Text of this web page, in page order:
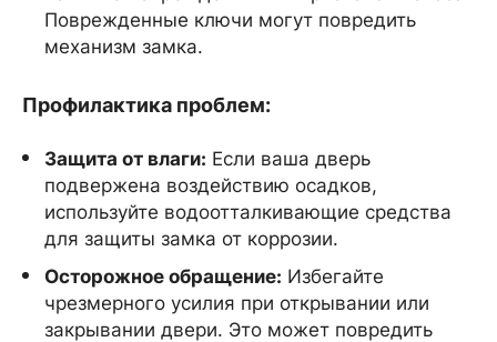
Поврежденные ключи могут повредить
механизм замка.
Профилактика проблем:
Защита от влаги: Если ваша дверь
подвержена воздействию осадков,
используйте водоотталкивающие средства
для защиты замка от коррозии.
Осторожное обращение: Избегайте
чрезмерного усилия при открывании или
закрывании двери. Это может повредить